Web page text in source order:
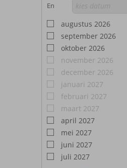
En
augustus 2026
september 2026
oktober 2026
november 2026
december 2026
januari 2027
februari 2027
maart 2027
april 2027
mei 2027
juni 2027
juli 2027